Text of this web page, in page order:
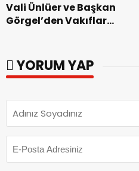
Vali Ünlüer ve Başkan
Görgel’den Vakıflar
YORUM YAP